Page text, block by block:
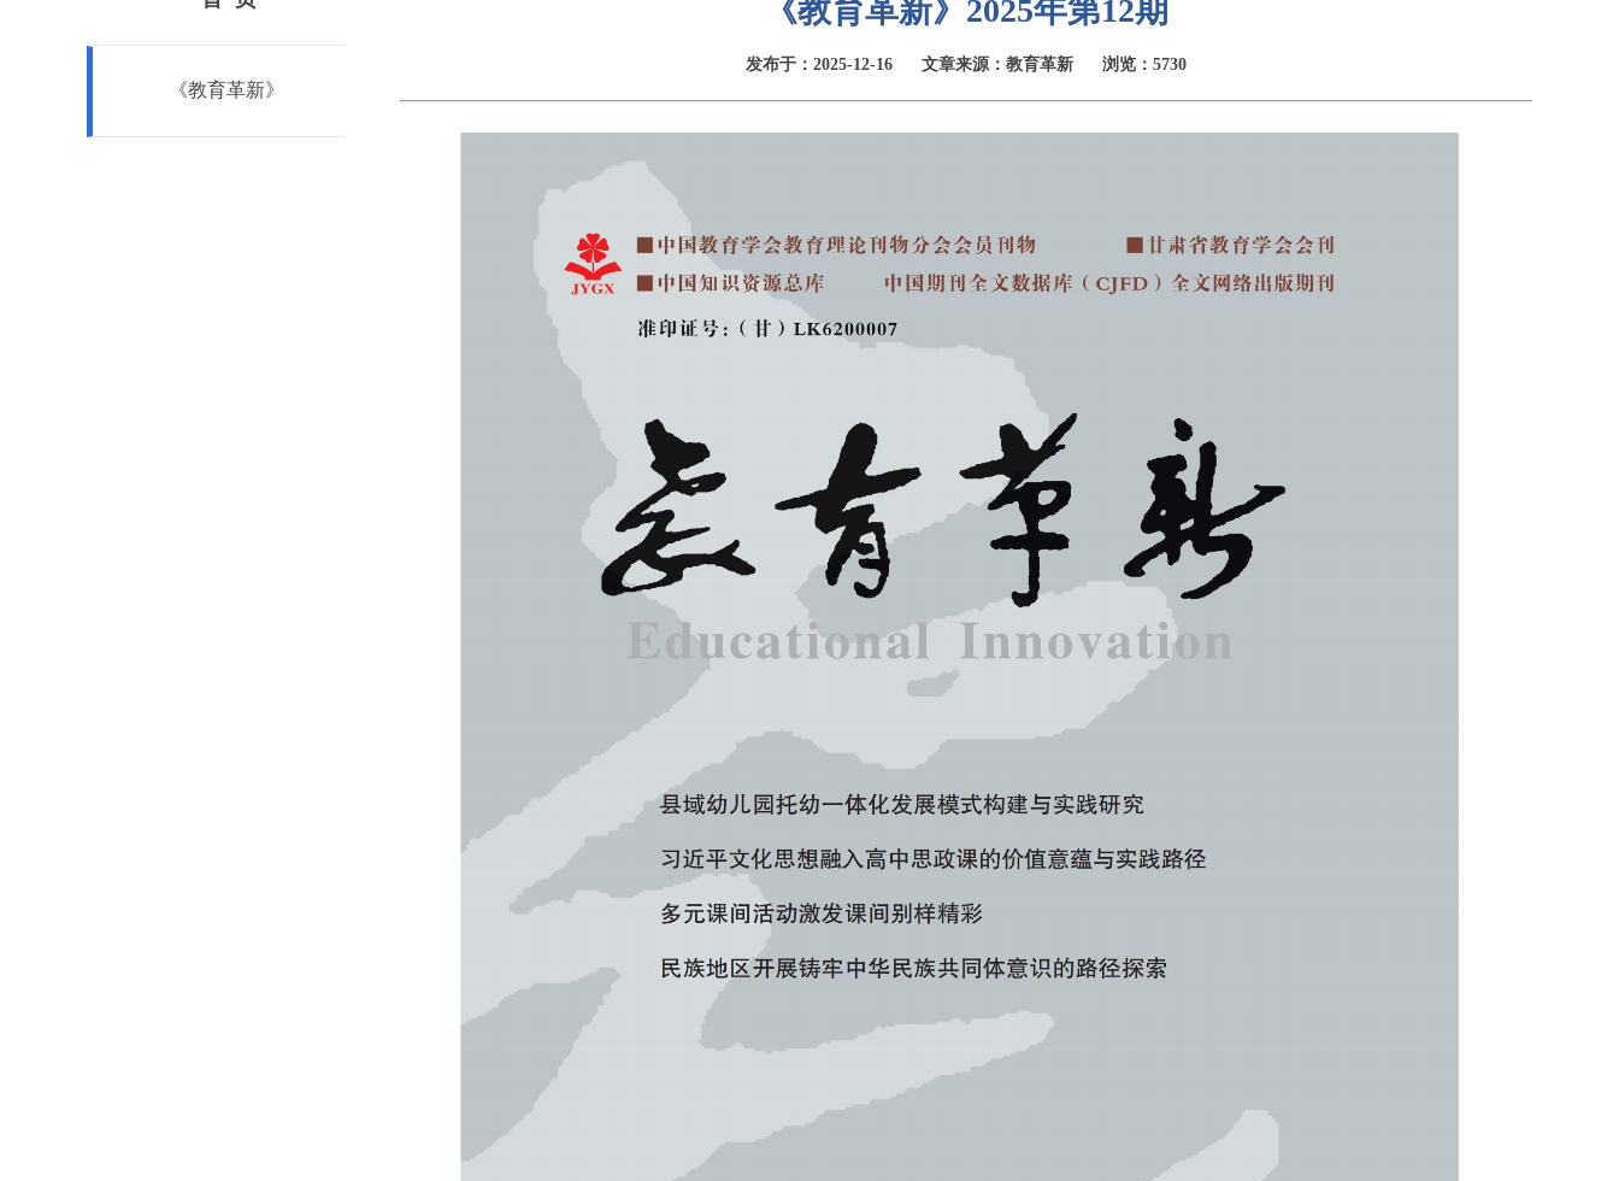
《教育革新》
《教育革新》2025年第12期
发布于：2025-12-16 文章来源：教育革新 浏览：5730